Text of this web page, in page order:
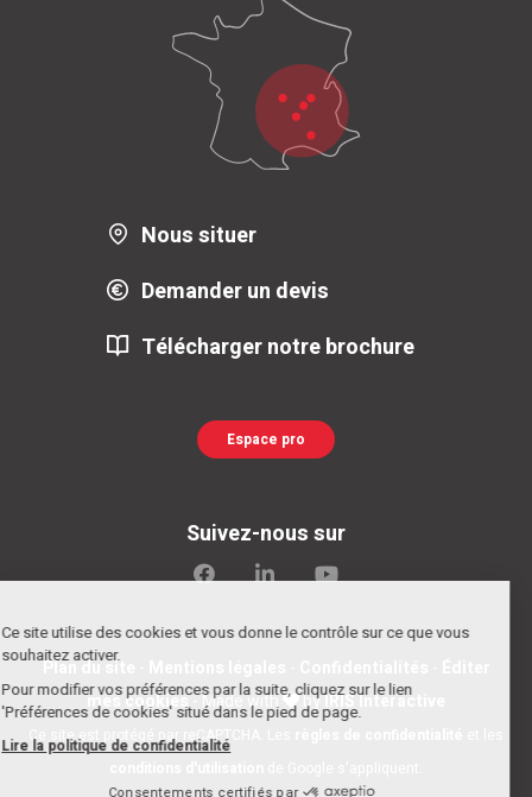
Nous situer
Demander un devis
Télécharger notre brochure
Espace pro
Suivez-nous sur
Plan du site
mes cookies- Made with byIRIS Interactive
Ce site est protégé par reCAPTCHA. Les
Ce site utilise des cookies et vous donne le contrôle sur ce que vous
souhaitez activer.
Pour modifier vos préférences par la suite, cliquez sur le lien
'Préférences de cookies' situé dans le pied de page.
Lire la politique de confidentialité
Consentements certifiés par